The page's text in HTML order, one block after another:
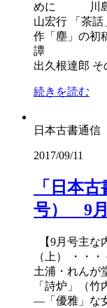
めに 川
山宏行 「茶
作「塵」の
譚 宮 徹
出久根達郎 そ
続きを読む
日本古書通信
2017/09/11
「日本
号） 9月
【9月号主な
（上） ・・
土浦・れんが
「詩炉」（竹
―「優雅」な